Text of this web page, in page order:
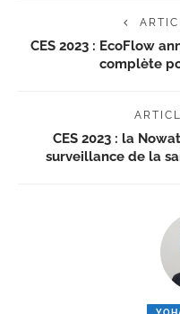
CES 2023 : EcoFlow
complète
CES 2023 : la
surveillance de la